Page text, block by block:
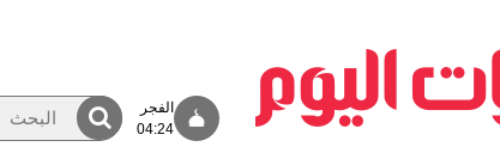
الفجر
04:24